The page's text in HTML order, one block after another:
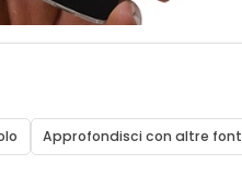
Approfondisci con altre